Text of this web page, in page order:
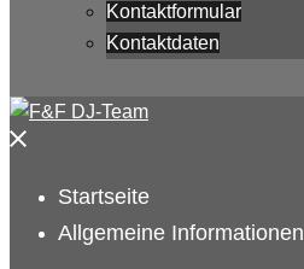
Kontaktformular
Kontaktdaten
Menü
Startseite
Allgemeine Informationen